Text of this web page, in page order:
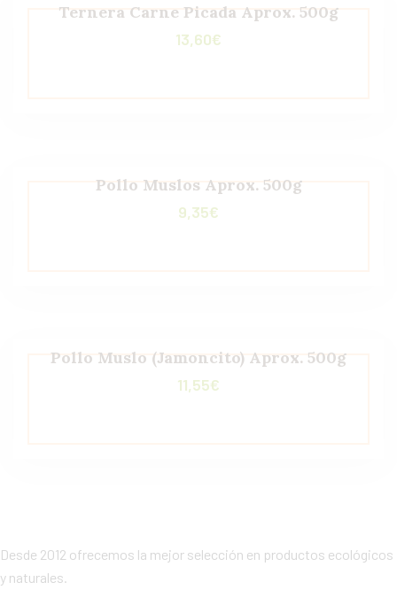
Ternera Carne Picada Aprox. 500g
13,60€
Pollo Muslos Aprox. 500g
9,35€
Pollo Muslo (Jamoncito) Aprox. 500g
11,55€
Desde 2012 ofrecemos la mejor selección en productos ecológicos
y naturales.